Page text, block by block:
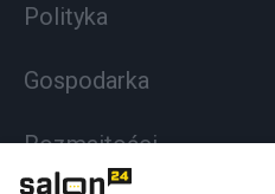
Polityka
Gospodarka
Rozmaitości